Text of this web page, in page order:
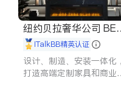
纽约贝拉奢华公司 BELL
A LUXE
iTalkBB精英认证
设计、制造、安装一体化，
打造高端定制家具和商业